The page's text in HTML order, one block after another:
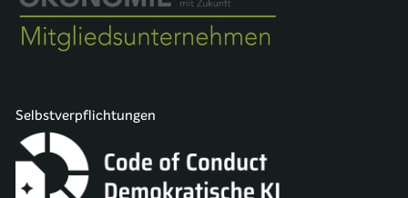
Selbstverpflichtungen